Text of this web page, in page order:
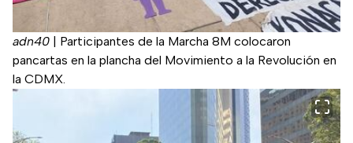
adn40 | Participantes de la Marcha 8M colocaron
pancartas en la plancha del Movimiento a la Revolución en
la CDMX.